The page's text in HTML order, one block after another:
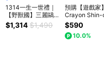
1314一生一世禮｜
【野獸國】三麗鷗
帕恰狗 藍牙喇叭｜
MarTube 馬克圖布
$1,314 $1,490
預購【遊戲家
Crayon Shin-
蠟筆小新 官方
TV24方形藍
熊貓裝白色/
$590
10.0%